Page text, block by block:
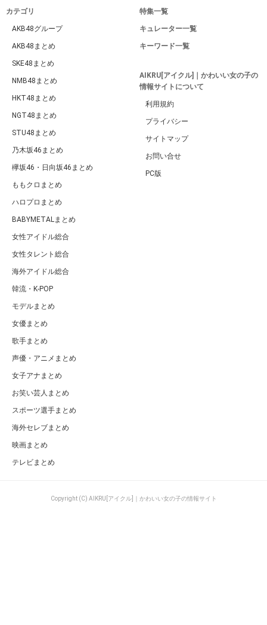
カテゴリ
AKB48グループ
AKB48まとめ
SKE48まとめ
NMB48まとめ
HKT48まとめ
NGT48まとめ
STU48まとめ
乃木坂46まとめ
欅坂46・日向坂46まとめ
ももクロまとめ
ハロプロまとめ
BABYMETALまとめ
女性アイドル総合
女性タレント総合
海外アイドル総合
韓流・K-POP
モデルまとめ
女優まとめ
歌手まとめ
声優・アニメまとめ
女子アナまとめ
お笑い芸人まとめ
スポーツ選手まとめ
海外セレブまとめ
映画まとめ
テレビまとめ
特集一覧
キュレーター一覧
キーワード一覧
AIKRU[アイクル]｜かわいい女の子の
情報サイトについて
利用規約
プライバシー
サイトマップ
お問い合せ
PC版
Copyright (C) AIKRU[アイクル]｜かわいい女の子の情報サイト